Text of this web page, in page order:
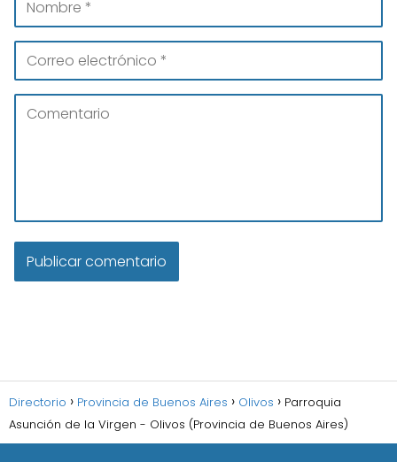
Directorio Provincia de Buenos Aires Olivos
Parroquia
Asunción de la Virgen - Olivos (Provincia de Buenos Aires)